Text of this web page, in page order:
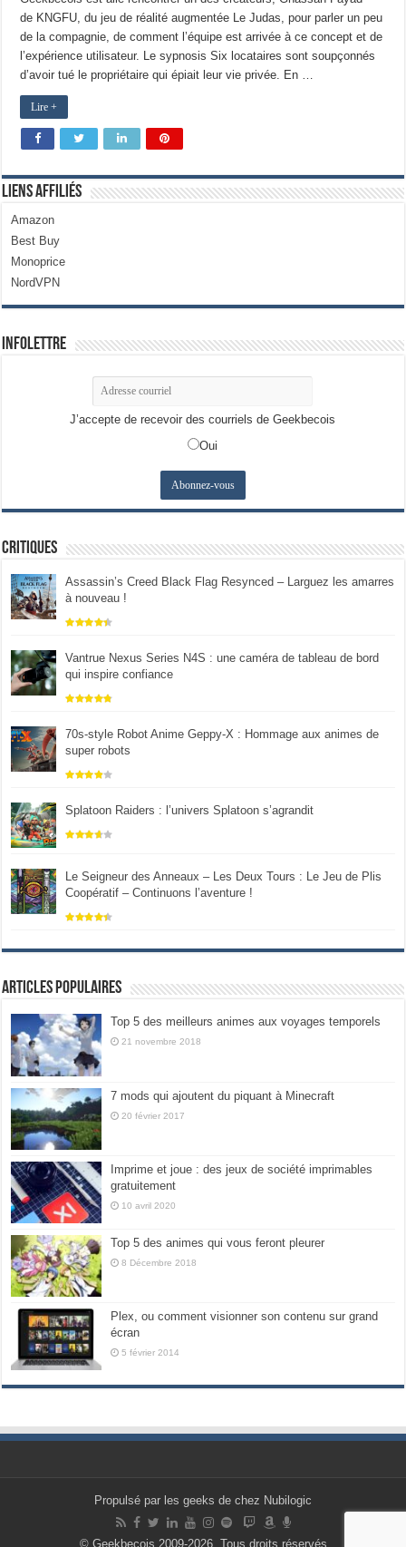
de KNGFU, du jeu de réalité augmentée Le Judas, pour parler un peu
de la compagnie, de comment l’équipe est arrivée à ce concept et de
l’expérience utilisateur. Le sypnosis Six locataires sont soupçonnés
d’avoir tué le propriétaire qui épiait leur vie privée. En …
Lire +
Liens Affiliés
Amazon
Best Buy
Monoprice
NordVPN
Infolettre
J’accepte de recevoir des courriels de Geekbecois
Oui
Critiques
Assassin’s Creed Black Flag Resynced – Larguez les amarres
à nouveau !
Vantrue Nexus Series N4S : une caméra de tableau de bord
qui inspire confiance
70s-style Robot Anime Geppy-X : Hommage aux animes de
super robots
Splatoon Raiders : l’univers Splatoon s’agrandit
Le Seigneur des Anneaux – Les Deux Tours : Le Jeu de Plis
Coopératif – Continuons l’aventure !
Articles populaires
Top 5 des meilleurs animes aux voyages temporels
21 novembre 2018
7 mods qui ajoutent du piquant à Minecraft
20 février 2017
Imprime et joue : des jeux de société imprimables
gratuitement
10 avril 2020
Top 5 des animes qui vous feront pleurer
8 Décembre 2018
Plex, ou comment visionner son contenu sur grand
écran
5 février 2014
Propulsé par les geeks de chez Nubilogic
© Geekbecois 2009-2026, Tous droits réservés